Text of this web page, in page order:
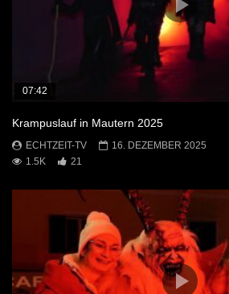
07:42
Krampuslauf in Mautern 2025
ECHTZEIT-TV
16. DEZEMBER 2025
1.5K
21